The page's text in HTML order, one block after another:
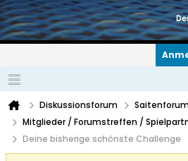
Diskussionsforum
Mitglieder / Forumstreffen /
Deine bisherige schönste Challenge